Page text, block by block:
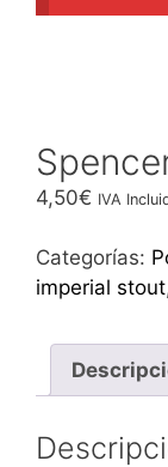
4,50€ IVA
Categorías:
imperial stout